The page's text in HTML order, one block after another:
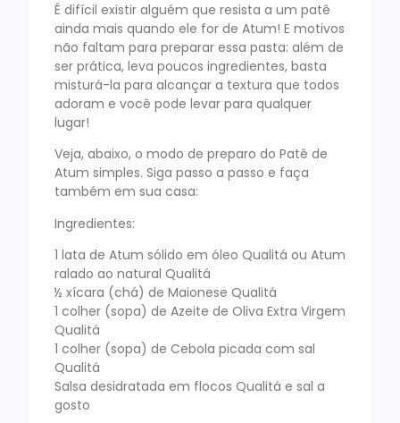
É difícil existir alguém que resista a um patê
ainda mais quando ele for de Atum! E motivos
não faltam para preparar essa pasta: além de
ser prática, leva poucos ingredientes, basta
misturá-la para alcançar a textura que todos
adoram e você pode levar para qualquer
lugar!
Veja, abaixo, o modo de preparo do Patê de
Atum simples. Siga passo a passo e faça
também em sua casa:
Ingredientes:
1 lata de Atum sólido em óleo Qualitá ou Atum
ralado ao natural Qualitá
½ xícara (chá) de Maionese Qualitá
1 colher (sopa) de Azeite de Oliva Extra Virgem
Qualitá
1 colher (sopa) de Cebola picada com sal
Qualitá
Salsa desidratada em flocos Qualitá e sal a
gosto